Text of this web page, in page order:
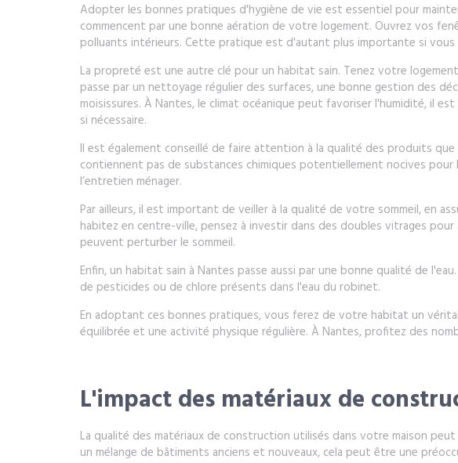
Adopter les bonnes pratiques d'hygiène de vie est essentiel pour
commencent par une bonne aération de votre logement. Ouvrez vos
polluants intérieurs. Cette pratique est d'autant plus importante si
La propreté est une autre clé pour un habitat sain. Tenez votre
passe par un nettoyage régulier des surfaces, une bonne gestion des
moisissures. À Nantes, le climat océanique peut favoriser l'humidité, il
si nécessaire.
Il est également conseillé de faire attention à la qualité des produits
contiennent pas de substances chimiques potentiellement nocives
l’entretien ménager.
Par ailleurs, il est important de veiller à la qualité de votre sommeil, en
habitez en centre-ville, pensez à investir dans des doubles vitrages
peuvent perturber le sommeil.
Enfin, un habitat sain à Nantes passe aussi par une bonne qualité de
de pesticides ou de chlore présents dans l'eau du robinet.
En adoptant ces bonnes pratiques, vous ferez de votre habitat un
équilibrée et une activité physique régulière. À Nantes, profitez des
L'impact des matériaux de
La qualité des matériaux de construction utilisés dans votre maison
un mélange de bâtiments anciens et nouveaux, cela peut être une